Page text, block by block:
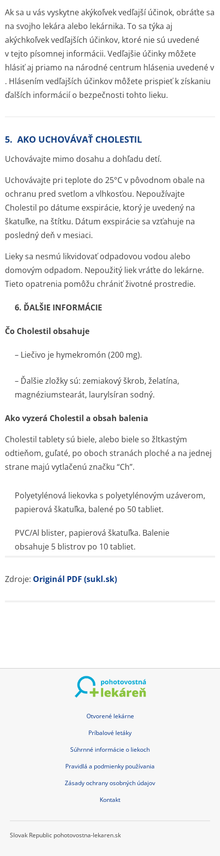
Ak sa u vás vyskytne akýkoľvek vedľajší účinok, obráťte sa
na svojho lekára alebo lekárnika. To sa týka aj
akýchkoľvek vedľajších účinkov, ktoré nie sú uvedené
v tejto písomnej informácii. Vedľajšie účinky môžete
hlásiť aj priamo na národné centrum hlásenia uvedené v
. Hlásením vedľajších účinkov môžete prispieť k získaniu
ďalších informácií o bezpečnosti tohto lieku.
5. AKO UCHOVÁVAŤ CHOLESTIL
Uchovávajte mimo dosahu a dohľadu detí.
Uchovávajte pri teplote do 25°C v pôvodnom obale na
ochranu pred svetlom a vlhkosťou. Nepoužívajte
Cholestil po dátume exspirácie, ktorý je uvedený na
škatuľke, na štítku. Dátum exspirácie sa vzťahuje na
posledný deň v mesiaci.
Lieky sa nesmú likvidovať odpadovou vodou alebo
domovým odpadom. Nepoužitý liek vráťte do lekárne.
Tieto opatrenia pomôžu chrániť životné prostredie.
6. ĎALŠIE INFORMÁCIE
Čo Cholestil obsahuje
– Liečivo je hymekromón (200 mg).
– Ďalšie zložky sú: zemiakový škrob, želatína,
magnéziumstearát, laurylsíran sodný.
Ako vyzerá Cholestil a obsah balenia
Cholestil tablety sú biele, alebo biele so žltkastým
odtieňom, guľaté, po oboch stranách ploché a na jednej
strane majú vytlačenú značku “Ch”.
Polyetylénová liekovka s polyetylénovým uzáverom,
papierová škatuľka, balené po 50 tabliet.
PVC/Al blister, papierová škatuľka. Balenie
obsahuje 5 blistrov po 10 tabliet.
Zdroje: Originál PDF (sukl.sk)
Otvorené lekárne
Príbalové letáky
Súhrnné informácie o liekoch
Pravidlá a podmienky používania
Zásady ochrany osobných údajov
Kontakt
Slovak Republic pohotovostna-lekaren.sk